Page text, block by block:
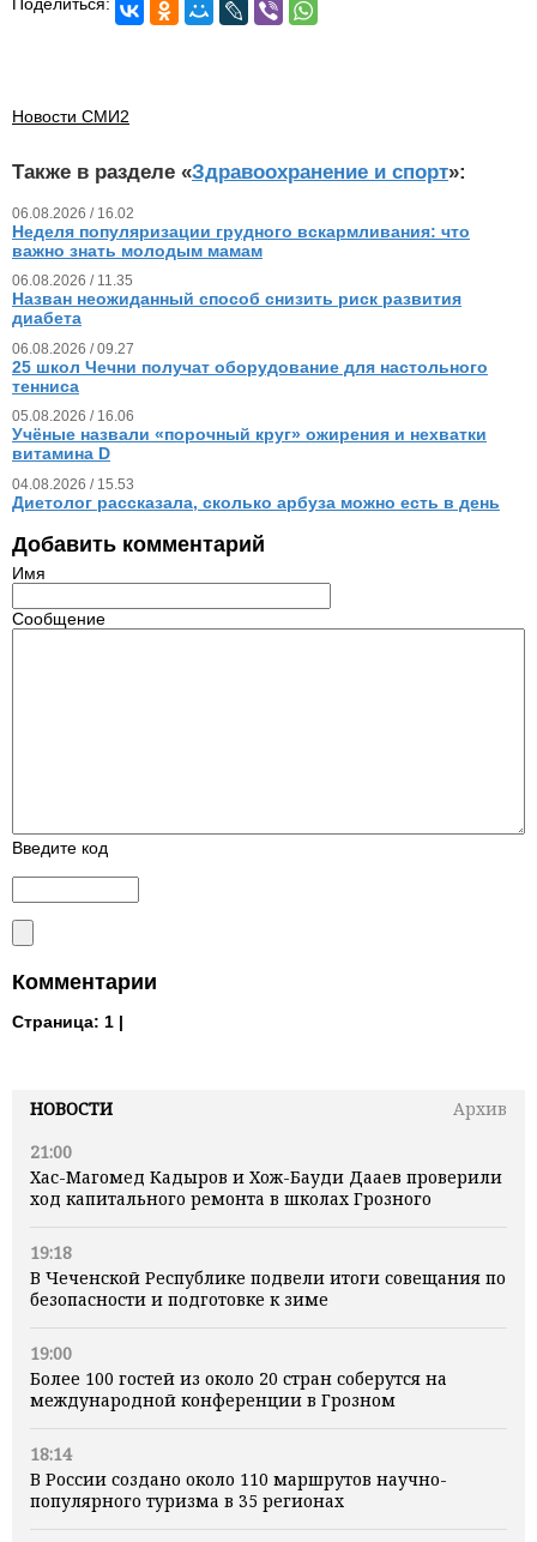
НОВОСТИ
Архив
21:00
Хас-Магомед Кадыров и Хож-Бауди Дааев проверили
ход капитального ремонта в школах Грозного
19:18
В Чеченской Республике подвели итоги совещания по
безопасности и подготовке к зиме
19:00
Более 100 гостей из около 20 стран соберутся на
международной конференции в Грозном
18:14
В России создано около 110 маршрутов научно-
популярного туризма в 35 регионах
Поделиться:
Новости СМИ2
Также в разделе «Здравоохранение и спорт»:
06.08.2026 / 16.02
Неделя популяризации грудного вскармливания: что
важно знать молодым мамам
06.08.2026 / 11.35
Назван неожиданный способ снизить риск развития
диабета
06.08.2026 / 09.27
25 школ Чечни получат оборудование для настольного
тенниса
05.08.2026 / 16.06
Учёные назвали «порочный круг» ожирения и нехватки
витамина D
04.08.2026 / 15.53
Диетолог рассказала, сколько арбуза можно есть в день
Добавить комментарий
Имя
Сообщение
Введите код
Комментарии
Страница: 1 |